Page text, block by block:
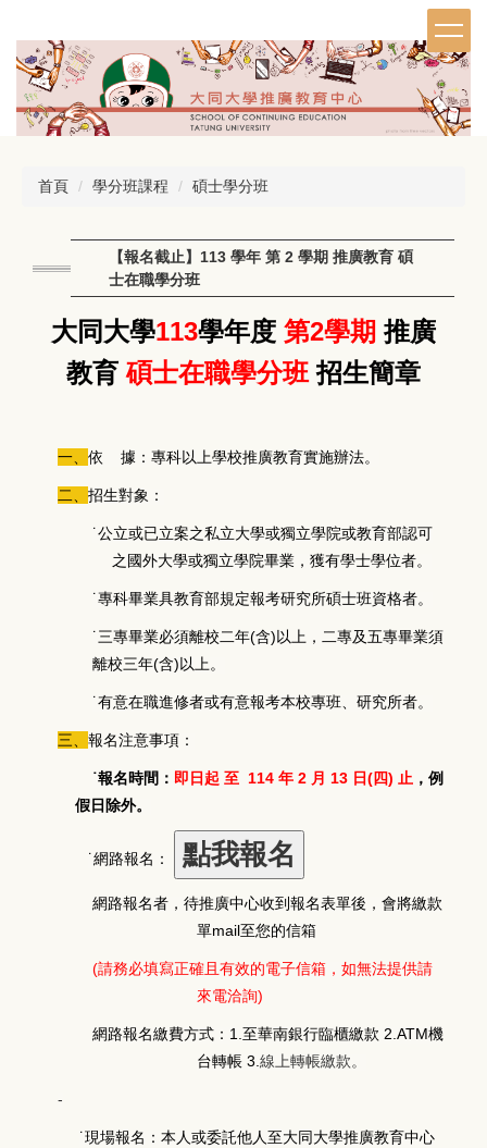
到
主
內
首頁
學分班課程 碩士學分班
【報名截止】113 學年 第 2 學期 推廣教育 碩
士在職學分班
大同大學113學年度 第2學期 推廣
教育碩士在職學分班招生簡章
一、 依 據：專科以上學校推廣教育實施辦法。
二、 招生對象：
˙公立或已立案之私立大學或獨立學院或教育部認可
之國外大學或獨立學院畢業，獲有學士學位者。
˙專科畢業具教育部規定報考研究所碩士班資格者。
˙三專畢業必須離校二年(含)以上，二專及五專畢業須
離校三年(含)以上。
˙有意在職進修者或有意報考本校專班、研究所者。
三、 報名注意事項：
˙報名時間： 即日起 至 114 年 2 月 13 日(四) 止 ，例
假日除外。
˙網路報名：
網路報名者，待推廣中心收到報名表單後，會將繳款
單mail至您的信箱
(請務必填寫正確且有效的電子信箱，如無法提供請
來電洽詢)
網路報名繳費方式：1.至華南銀行臨櫃繳款 2.ATM機
台轉帳 3. 線上轉帳繳款。
-
˙現場報名：本人或委託他人至大同大學推廣教育中心